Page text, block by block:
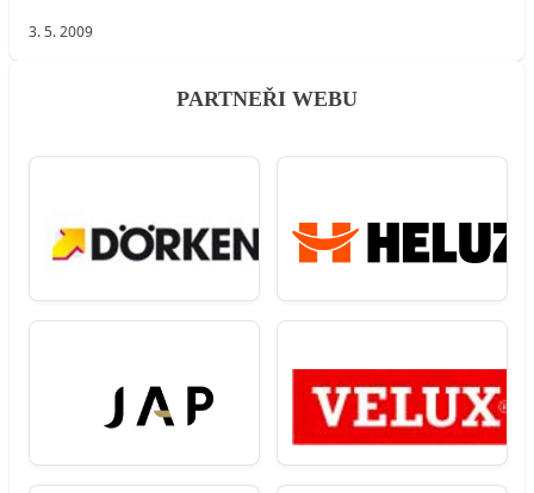
3. 5. 2009
PARTNEŘI WEBU